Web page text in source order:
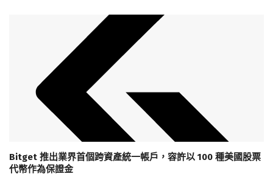
Bitget 推出業界首個跨資產統一帳戶，容許以 100 種美國股票
代幣作為保證金